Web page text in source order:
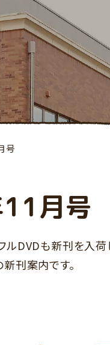
号
月号
ルDVDも新刊を入
刊案内です。